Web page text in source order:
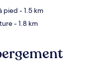
pied - 1.5 km
- 1.8 km